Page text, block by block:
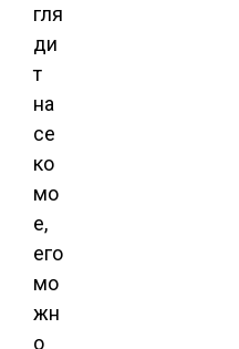
гля
ди
т
на
се
ко
мо
е,
его
мо
жн
о